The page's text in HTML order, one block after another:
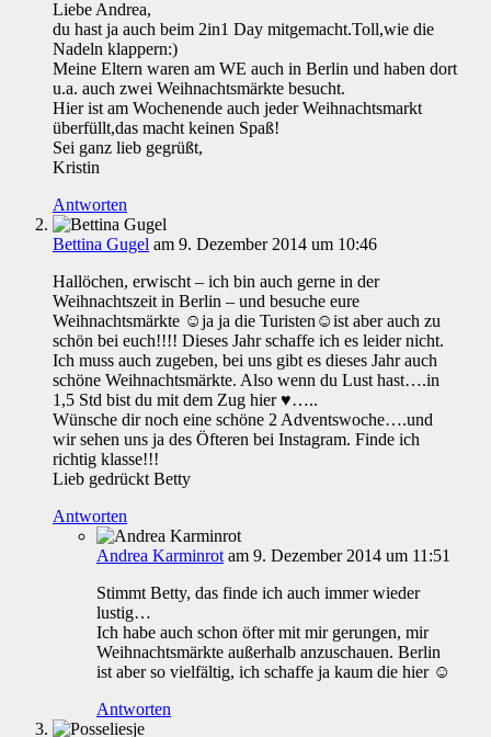
Liebe Andrea,
du hast ja auch beim 2in1 Day mitgemacht.Toll,wie die
Nadeln klappern:)
Meine Eltern waren am WE auch in Berlin und haben dort
u.a. auch zwei Weihnachtsmärkte besucht.
Hier ist am Wochenende auch jeder Weihnachtsmarkt
überfüllt,das macht keinen Spaß!
Sei ganz lieb gegrüßt,
Kristin
Antworten
Bettina Gugel am 9. Dezember 2014 um 10:46
Hallöchen, erwischt – ich bin auch gerne in der
Weihnachtszeit in Berlin – und besuche eure
Weihnachtsmärkte ☺ja ja die Turisten☺ist aber auch zu
schön bei euch!!!! Dieses Jahr schaffe ich es leider nicht.
Ich muss auch zugeben, bei uns gibt es dieses Jahr auch
schöne Weihnachtsmärkte. Also wenn du Lust hast….in
1,5 Std bist du mit dem Zug hier ♥…..
Wünsche dir noch eine schöne 2 Adventswoche….und
wir sehen uns ja des Öfteren bei Instagram. Finde ich
richtig klasse!!!
Lieb gedrückt Betty
Antworten
Andrea Karminrot am 9. Dezember 2014 um 11:51
Stimmt Betty, das finde ich auch immer wieder
lustig…
Ich habe auch schon öfter mit mir gerungen, mir
Weihnachtsmärkte außerhalb anzuschauen. Berlin
ist aber so vielfältig, ich schaffe ja kaum die hier ☺
Antworten